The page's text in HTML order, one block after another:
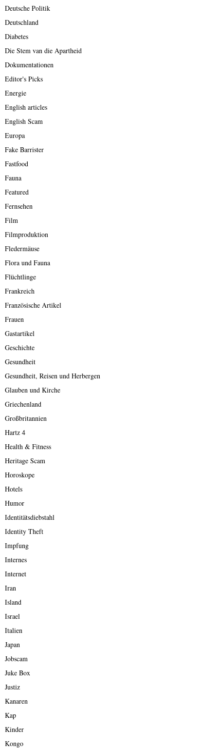
Deutsche Politik
Deutschland
Diabetes
Die Stem van die Apartheid
Dokumentationen
Editor's Picks
Energie
English articles
English Scam
Europa
Fake Barrister
Fastfood
Fauna
Featured
Fernsehen
Film
Filmproduktion
Fledermäuse
Flora und Fauna
Flüchtlinge
Frankreich
Französische Artikel
Frauen
Gastartikel
Geschichte
Gesundheit
Gesundheit, Reisen und Herbergen
Glauben und Kirche
Griechenland
Großbritannien
Hartz 4
Health & Fitness
Heritage Scam
Horoskope
Hotels
Humor
Identitätsdiebstahl
Identity Theft
Impfung
Internes
Internet
Iran
Island
Israel
Italien
Japan
Jobscam
Juke Box
Justiz
Kanaren
Kap
Kinder
Kongo